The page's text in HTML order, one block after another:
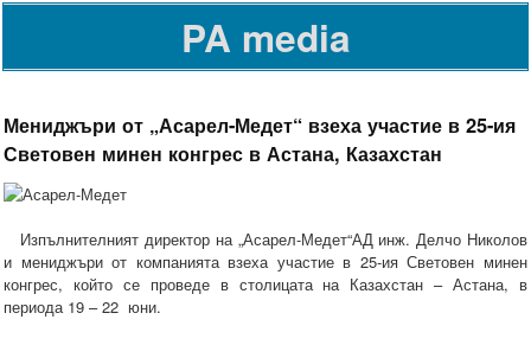
PA media
Мениджъри от „Асарел-Медет“ взеха участие в 25-ия
Световен минен конгрес в Астана, Казахстан
Изпълнителният директор на „Асарел-Медет“АД инж. Делчо Николов
и мениджъри от компанията взеха участие в 25-ия Световен минен
конгрес, който се проведе в столицата на Казахстан – Астана, в
периода 19 – 22 юни.